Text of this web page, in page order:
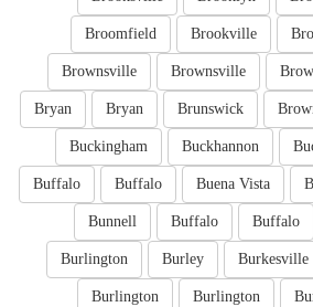
Brookville
Broomfield
Brownsville
Brownsville
Brunswick
Bryan
Bryan
Buckhannon
Buckingham
Buena Vista
Buffalo
Buffalo
Buffalo
Buffalo
Bunnell
Burkesville
Burley
Burlington
Burlington
Burlington